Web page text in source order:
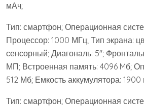
мАч;
Тип: смартфон; Операционная
Процессор: 1000 МГц; Тип экрана:
сенсорный; Диагональ: 5″;
МП; Встроенная память: 4096 Mб;
512 Мб; Емкость аккумулятора:
Тип: смартфон; Операционная